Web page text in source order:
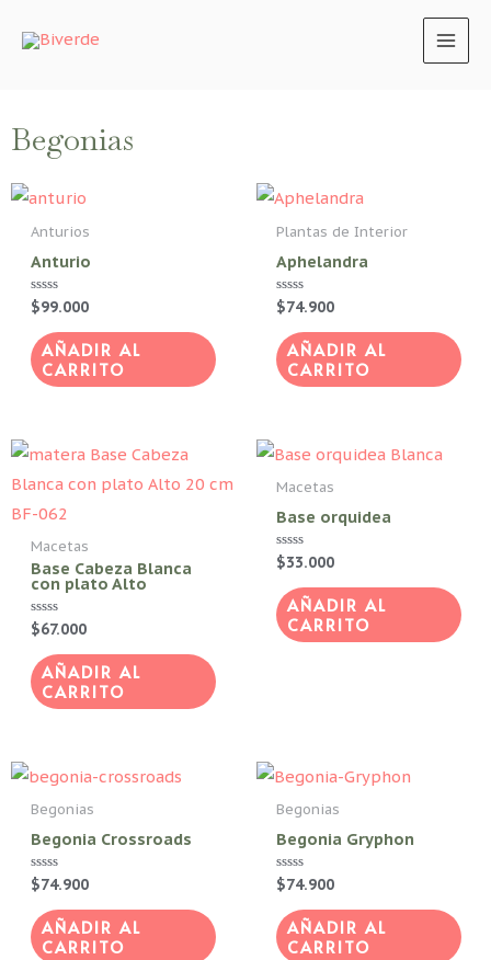
Begonias
Anturios
Anturio
Valorado
con
de
5
$99.000
AÑADIR AL
CARRITO
Plantas de Interior
Aphelandra
Valorado
con
de
5
$74.900
AÑADIR AL
CARRITO
Macetas
Base Cabeza Blanca
con plato Alto
Valorado
con
de
5
$67.000
AÑADIR AL
CARRITO
Macetas
Base orquidea
Valorado
con
de
5
$33.000
AÑADIR AL
CARRITO
Begonias
Begonia Crossroads
Valorado
con
de
5
$74.900
AÑADIR AL
CARRITO
Begonias
Begonia Gryphon
Valorado
con
de
5
$74.900
AÑADIR AL
CARRITO